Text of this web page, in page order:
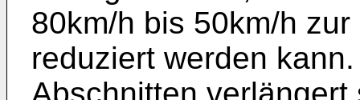
80km/h bis 50km/h
reduziert werden